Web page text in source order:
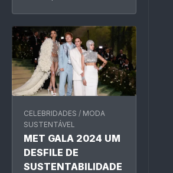
CELEBRIDADES / MODA
SUSTENTÁVEL
MET GALA 2024 UM
DESFILE DE
SUSTENTABILIDADE